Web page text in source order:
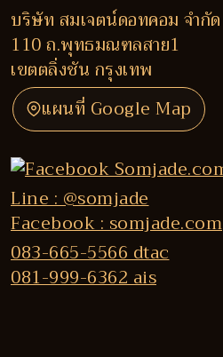
บริษัท สมเจตน์ดอทคอม จำกัด
110 ถ.พุทธมณฑลสาย1
เขตตลิ่งชัน กรุงเทพ
แผนที่ Google Map
Line : @somjade
Facebook : somjade.com
083-665-5566 dtac
081-999-6362 ais